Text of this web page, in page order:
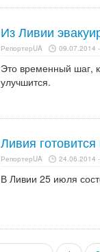
Из Ливии
РепортерUA 09.07.2014
Это временный шаг,
улучшится.
Ливия
РепортерUA 24.06.2014
В Ливии 25 июля